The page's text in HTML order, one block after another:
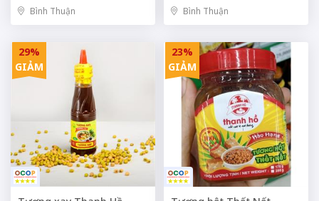
Bình Thuận
Bình Thuận
29%
GIẢM
23%
GIẢM